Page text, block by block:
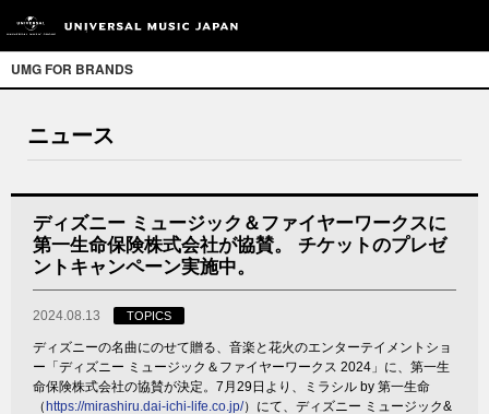
UMG FOR BRANDS
ニュース
ディズニー ミュージック＆ファイヤーワークスに
第一生命保険株式会社が協賛。 チケットのプレゼ
ントキャンペーン実施中。
2024.08.13 TOPICS
ディズニーの名曲にのせて贈る、音楽と花火のエンターテイメントショ
ー「ディズニー ミュージック＆ファイヤーワークス 2024」に、第一生
命保険株式会社の協賛が決定。7月29日より、ミラシル by 第一生命
（ https://mirashiru.dai-ichi-life.co.jp/）にて、ディズニー ミュージック&